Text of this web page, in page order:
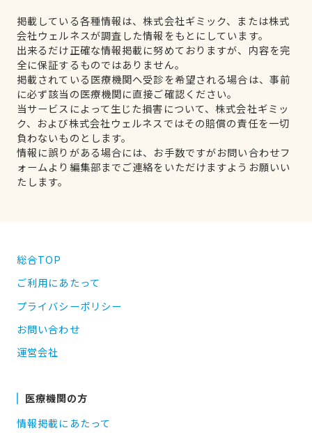
掲載している各種情報は、株式会社ギミック、または株式
会社ウェルネスが調査した情報をもとにしています。
出来るだけ正確な情報掲載に努めておりますが、内容を完
全に保証するものではありません。
掲載されている医療機関へ受診を希望される場合は、事前
に必ず該当の医療機関に直接ご確認ください。
当サービスによって生じた損害について、株式会社ギミッ
ク、および株式会社ウェルネスではその賠償の責任を一切
負わないものとします。
情報に誤りがある場合には、お手数ですがお問い合わせフ
ォームより編集部までご連絡をいただけますようお願いい
たします。
総合TOP
ご利用にあたって
プライバシーポリシー
お問い合わせ
運営会社
医療機関の方
情報掲載にあたって